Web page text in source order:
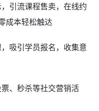
引流课程售卖，在线约
成本轻松触达
吸引学员报名，收集意
、秒杀等社交营销活